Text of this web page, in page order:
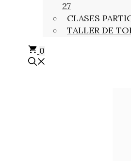
27
CLASES
TALLER DE
0